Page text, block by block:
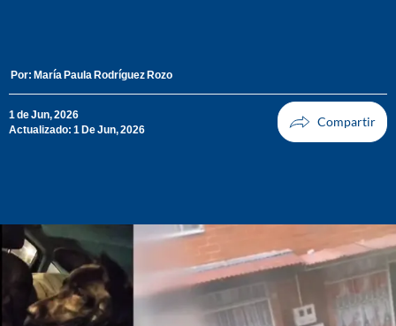
Por: María Paula Rodríguez Rozo
1 de Jun, 2026
Actualizado: 1 De Jun, 2026